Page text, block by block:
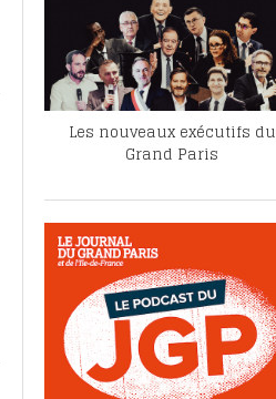
Les nouveaux exécutifs du
Grand Paris